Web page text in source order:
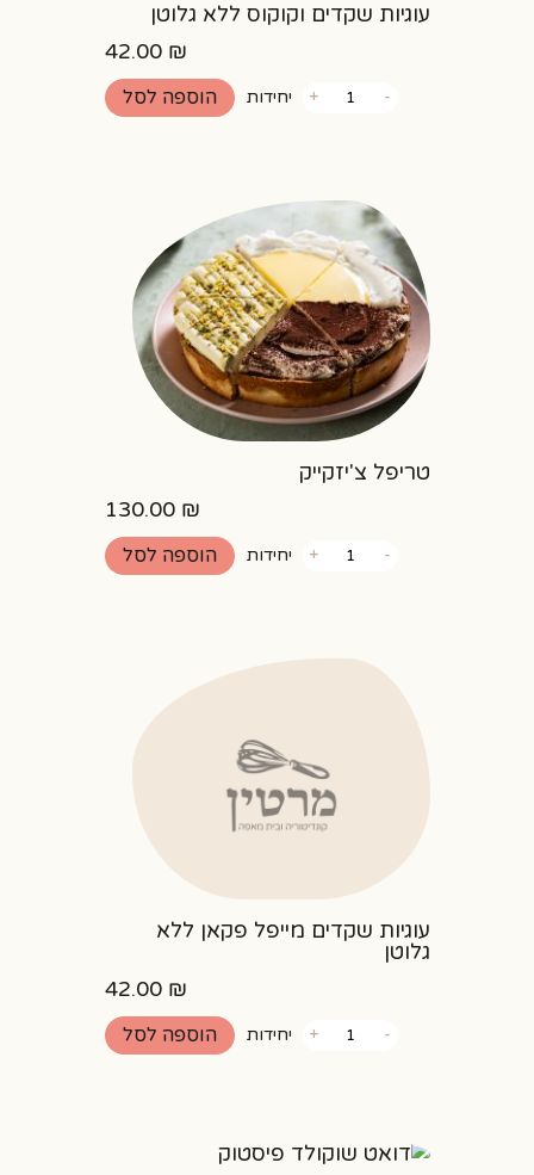
עוגיות שקדים וקוקוס ללא גלוטן
42.00 ₪
-של
+ יחידות הוספה לסל
טריפל צ'יזקייק
130.00 ₪
-של
+ יחידות הוספה לסל
עוגיות שקדים מייפל פקאן ללא
גלוטן
42.00 ₪
-של
גלוטן
+ יחידות הוספה לסל